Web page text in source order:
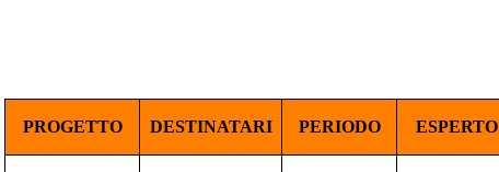
PROGETTO DESTINATARI PERIODO ESPERTO